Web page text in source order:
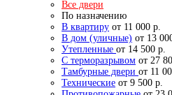
Все двери
По назначению
В квартиру от 11 000 р.
В дом (уличные) от 13
Утепленные от 14 500 р.
С терморазрывом от 27
Тамбурные двери от 11
Технические от 9 500 р.